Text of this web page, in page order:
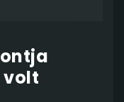
volt